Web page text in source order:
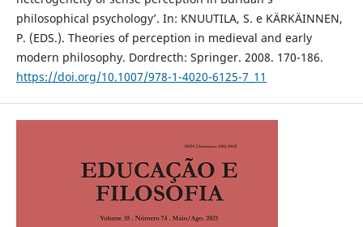
philosophical psychology’. In: KNUUTILA, S. e KÄRKÄINNEN,
P. (EDS.). Theories of perception in medieval and early
modern philosophy. Dordrecth: Springer. 2008. 170-186.
https://doi.org/10.1007/978-1-4020-6125-7_11